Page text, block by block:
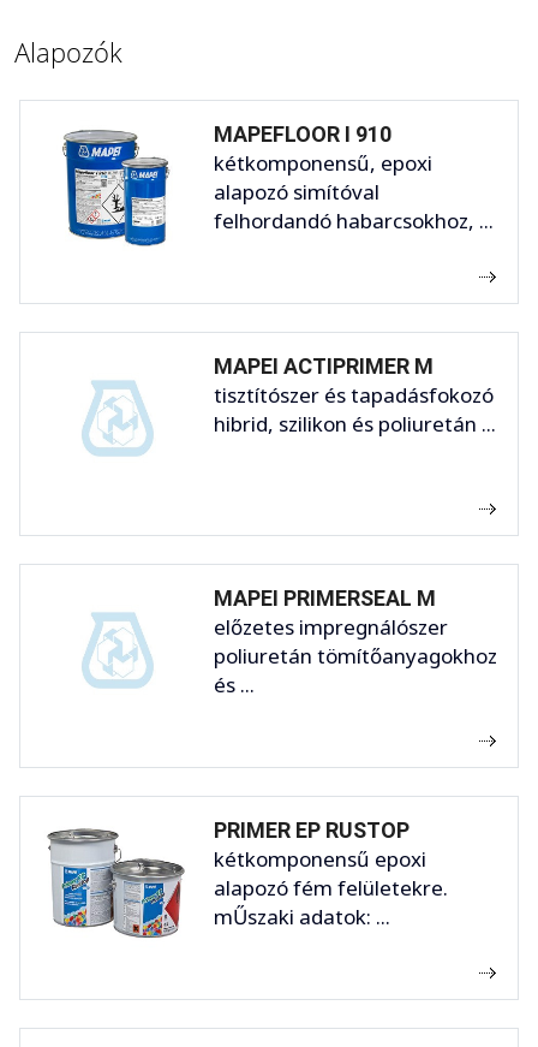
Alapozók
MAPEFLOOR I 910
kétkomponensű, epoxi
alapozó simítóval
felhordandó habarcsokhoz, ...
MAPEI ACTIPRIMER M
tisztítószer és tapadásfokozó
hibrid, szilikon és poliuretán ...
MAPEI PRIMERSEAL M
előzetes impregnálószer
poliuretán tömítőanyagokhoz
és ...
PRIMER EP RUSTOP
kétkomponensű epoxi
alapozó fém felületekre.
mŰszaki adatok: ...